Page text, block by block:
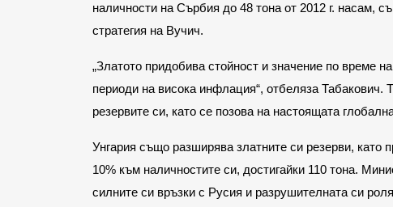
наличности на Сърбия до 48 тона от 2012 г. насам,
стратегия на Вучич.
„Златото придобива стойност и значение по време
периоди на висока инфлация“, отбеляза
резервите си, като се позова на настоящата
Унгария също разширява златните си резерви, като
10% към наличностите си, достигайки 110 тона.
силните си връзки с Русия и разрушителната си